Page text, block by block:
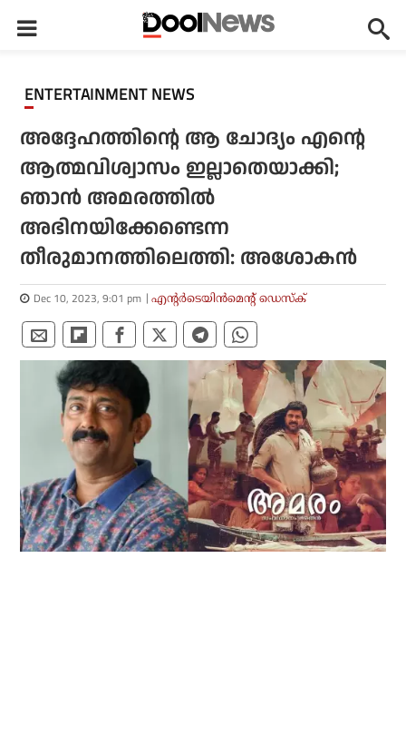
ENTERTAINMENT NEWS
അദ്ദേഹത്തിന്റെ ആ ചോദ്യം എന്റെ
ആത്മവിശ്വാസം ഇല്ലാതെയാക്കി;
ഞാന്‍ അമരത്തില്‍
അഭിനയിക്കേണ്ടെന്ന
തീരുമാനത്തിലെത്തി: അശോകന്‍
Dec 10, 2023, 9:01 pm എന്റര്‍ടെയിന്‍മെന്റ് ഡെസ്‌ക്